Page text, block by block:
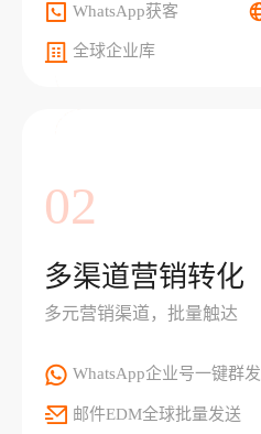
WhatsApp获客
全球企业库
02
多渠道营销转化
多元营销渠道，批量触达
WhatsApp企业号一键群发
邮件EDM全球批量发送